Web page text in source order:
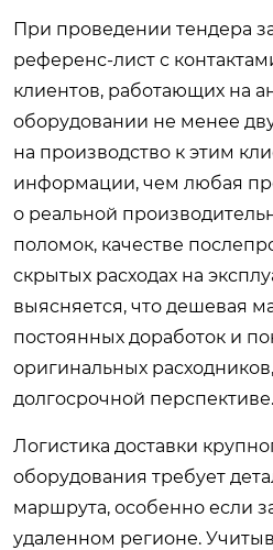
При проведении тендера
референс-лист с
клиентов, работающих на
оборудовании не менее
на производство к этим
информации, чем любая
о реальной
поломок, качестве
скрытых расходах на
выясняется, что дешевая
постоянных доработок и
оригинальных
долгосрочной перспективе.
Логистика доставки
оборудования требует
маршрута, особенно если
удаленном регионе.